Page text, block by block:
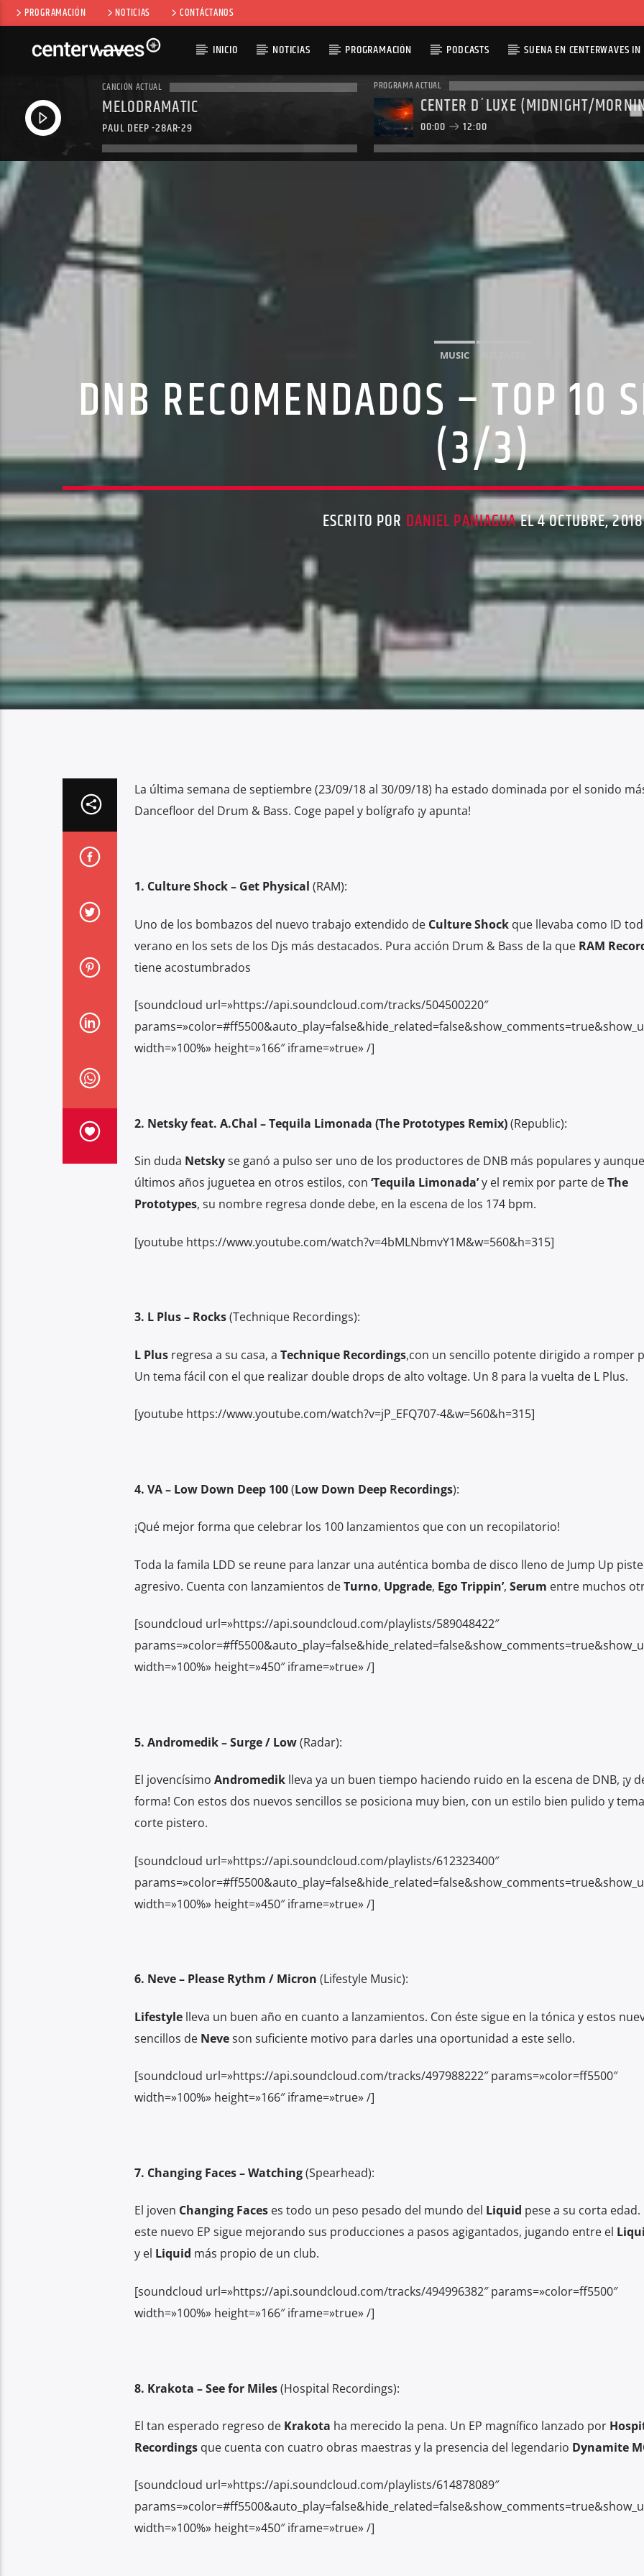
PROGRAMACIÓN NOTICIAS CONTÁCTANOS
INICIO NOTICIAS PROGRAMACIÓN PODCASTS SUENA EN CENTERWAVES IN
CANCIÓN ACTUAL
MELODRAMATIC
PAUL DEEP -28AR-29
PROGRAMA ACTUAL
CENTER D´LUXE (MIDNIGHT/
00:00 12:00
MUSIC
DNB RECOMENDADOS – TOP 10
(3/3)
ESCRITO POR DANIEL PANIAGUAEL 4 OCTUBRE, 2018
La última semana de septiembre (23/09/18 al 30/09/18) ha estado dominada por el sonido
Dancefloor del Drum & Bass. Coge papel y bolígrafo ¡y apunta!
1. Culture Shock – Get Physical (RAM):
Uno de los bombazos del nuevo trabajo extendido de Culture Shockque llevaba como ID
verano en los sets de los Djs más destacados. Pura acción Drum & Bass de la que RAM
tiene acostumbrados
[soundcloud url=»https://api.soundcloud.com/tracks/504500220″
width=»100%» height=»166″ iframe=»true» /]
2. Netsky feat. A.Chal – Tequila Limonada (The Prototypes Remix)(Republic):
Sin duda Netskyse ganó a pulso ser uno de los productores de DNB más populares y
últimos años juguetea en otros estilos, con ‘Tequila Limonada’y el remix por parte deThe
Prototypes, su nombre regresa donde debe, en la escena de los 174 bpm.
[youtube https://www.youtube.com/watch?v=4bMLNbmvY1M&w=560&h=315]
3. L Plus – Rocks(Technique Recordings):
L Plusregresa a su casa, a Technique Recordings,con un sencillo potente dirigido a romper
Un tema fácil con el que realizar double drops de alto voltage. Un 8 para la vuelta de L Plus.
[youtube https://www.youtube.com/watch?v=jP_EFQ707-4&w=560&h=315]
4. VA – Low Down Deep 100(Low Down Deep Recordings):
¡Qué mejor forma que celebrar los 100 lanzamientos que con un recopilatorio!
Toda la famila LDD se reune para lanzar una auténtica bomba de disco lleno de Jump Up
agresivo. Cuenta con lanzamientos deTurno, Upgrade, Ego Trippin’, Serum entre muchos
[soundcloud url=»https://api.soundcloud.com/playlists/589048422″
width=»100%» height=»450″ iframe=»true» /]
5. Andromedik –Surge / Low (Radar):
El jovencísimo Andromedik lleva ya un buen tiempo haciendo ruido en la escena de DNB, ¡y
forma! Con estos dos nuevos sencillos se posiciona muy bien, con un estilo bien pulido y
corte pistero.
[soundcloud url=»https://api.soundcloud.com/playlists/612323400″
width=»100%» height=»450″ iframe=»true» /]
6. Neve – Please Rythm / Micron (Lifestyle Music):
Lifestylelleva un buen año en cuanto a lanzamientos. Con éste sigue en la tónica y estos
sencillos de Neveson suficiente motivo para darles una oportunidad a este sello.
[soundcloud url=»https://api.soundcloud.com/tracks/497988222″ params=»color=ff5500″
width=»100%» height=»166″ iframe=»true» /]
7. Changing Faces – Watching(Spearhead):
El joven Changing Faceses todo un peso pesado del mundo del Liquid pese a su corta edad.
este nuevo EP sigue mejorando sus producciones a pasos agigantados, jugando entre el
y el Liquid más propio de un club.
[soundcloud url=»https://api.soundcloud.com/tracks/494996382″ params=»color=ff5500″
width=»100%» height=»166″ iframe=»true» /]
8. Krakota – See for Miles(Hospital Recordings):
El tan esperado regreso de Krakota ha merecido la pena. Un EP magnífico lanzado por
Recordingsque cuenta con cuatro obras maestras y la presencia del legendario Dynamite
[soundcloud url=»https://api.soundcloud.com/playlists/614878089″
width=»100%» height=»450″ iframe=»true» /]